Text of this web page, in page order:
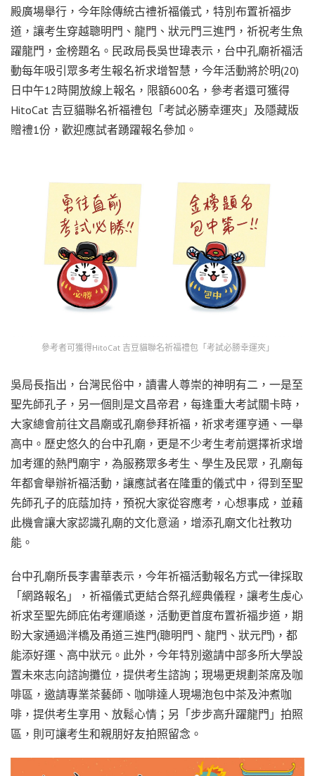
殿廣場舉行，今年除傳統古禮祈福儀式，特別布置祈福步
道，讓考生穿越聰明門、龍門、狀元門三進門，祈祝考生魚
躍龍門，金榜題名。民政局長吳世瑋表示，台中孔廟祈福活
動每年吸引眾多考生報名祈求增智慧，今年活動將於明(20)
日中午12時開放線上報名，限額600名，參考者還可獲得
HitoCat 吉豆貓聯名祈福禮包「考試必勝幸運夾」及隱藏版
贈禮1份，歡迎應試者踴躍報名參加。
參考者可獲得HitoCat 吉豆貓聯名祈福禮包「考試必勝幸運夾」
吳局長指出，台灣民俗中，讀書人尊崇的神明有二，一是至
聖先師孔子，另一個則是文昌帝君，每逢重大考試關卡時，
大家總會前往文昌廟或孔廟參拜祈福，祈求考運亨通、一舉
高中。歷史悠久的台中孔廟，更是不少考生考前選擇祈求增
加考運的熱門廟宇，為服務眾多考生、學生及民眾，孔廟每
年都會舉辦祈福活動，讓應試者在隆重的儀式中，得到至聖
先師孔子的庇蔭加持，預祝大家從容應考，心想事成，並藉
此機會讓大家認識孔廟的文化意涵，增添孔廟文化社教功
能。
台中孔廟所長李書華表示，今年祈福活動報名方式一律採取
「網路報名」，祈福儀式更結合祭孔經典儀程，讓考生虔心
祈求至聖先師庇佑考運順遂，活動更首度布置祈福步道，期
盼大家通過泮橋及甬道三進門(聰明門、龍門、狀元門)，都
能添好運、高中狀元。此外，今年特別邀請中部多所大學設
置未來志向諮詢攤位，提供考生諮詢；現場更規劃茶席及咖
啡區，邀請專業茶藝師、咖啡達人現場泡包中茶及沖煮咖
啡，提供考生享用、放鬆心情；另「步步高升躍龍門」拍照
區，則可讓考生和親朋好友拍照留念。